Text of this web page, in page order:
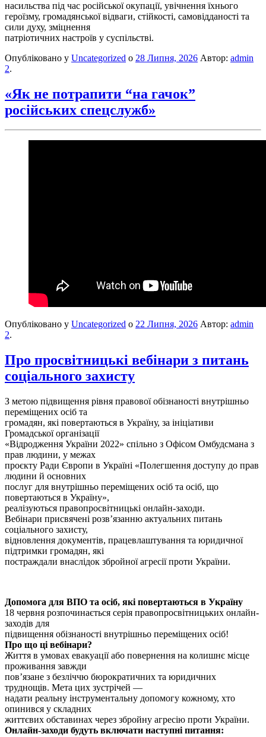
насильства під час російської окупації, увічнення їхнього
героїзму, громадянської відваги, стійкості, самовідданості та
сили духу, зміцнення
патріотичних настроїв у суспільстві.
Опубліковано у Uncategorized о 28 Липня, 2026 Автор: admin
2.
«Як не потрапити “на гачок”
російських спецслужб»
Опубліковано у Uncategorized о 22 Липня, 2026 Автор: admin
2.
Про просвітницькі вебінари з питань
соціального захисту
З метою підвищення рівня правової обізнаності внутрішньо
переміщених осіб та
громадян, які повертаються в Україну, за ініціативи
Громадської організації
«Відродження України 2022» спільно з Офісом Омбудсмана з
прав людини, у межах
проєкту Ради Європи в Україні «Полегшення доступу до прав
людини й основних
послуг для внутрішньо переміщених осіб та осіб, що
повертаються в Україну»,
реалізуються правопросвітницькі онлайн-заходи.
Вебінари присвячені розв’язанню актуальних питань
соціального захисту,
відновлення документів, працевлаштування та юридичної
підтримки громадян, які
постраждали внаслідок збройної агресії проти України.
Допомога для ВПО та осіб, які повертаються в Україну
18 червня розпочинається серія правопросвітницьких онлайн-
заходів для
підвищення обізнаності внутрішньо переміщених осіб!
Про що ці вебінари?
Життя в умовах евакуації або повернення на колишнє місце
проживання завжди
пов’язане з безліччю бюрократичних та юридичних
труднощів. Мета цих зустрічей —
надати реальну інструментальну допомогу кожному, хто
опинився у складних
життєвих обставинах через збройну агресію проти України.
Онлайн-заходи будуть включати наступні питання: